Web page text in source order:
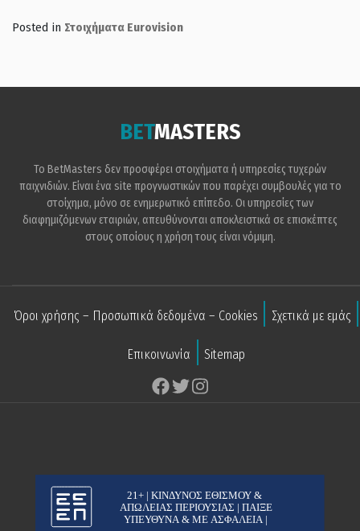
Posted in Στοιχήματα Eurovision
BETMASTERS
Το BetMasters δεν προσφέρει στοιχήματα ή υπηρεσίες τυχερών
παιχνιδιών. Είναι ένα site προγνωστικών που παρέχει συμβουλές για το
στοίχημα, μόνο σε ενημερωτικό επίπεδο. Οι υπηρεσίες των
διαφημιζόμενων εταιριών, απευθύνονται αποκλειστικά σε επισκέπτες
στους οποίους η χρήση τους είναι νόμιμη.
Όροι χρήσης – Προσωπικά δεδομένα – Cookies Σχετικά με εμάς
Επικοινωνία Sitemap